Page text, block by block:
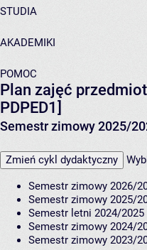
STUDIA
AKADEMIKI
POMOC
Plan zajęć
PDPED1]
Semestr zimowy 2025/
Zmień cykl dydaktyczny
Semestr zimowy 2026/
Semestr zimowy 2025/
Semestr letni 2024/2025
Semestr zimowy 2024/
Semestr zimowy 2023/